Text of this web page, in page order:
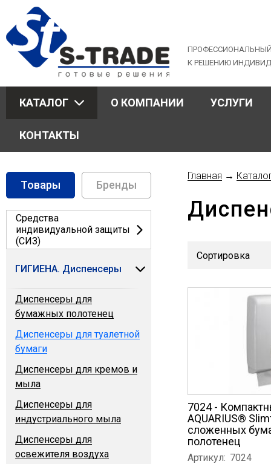
navigation
К РЕШЕНИЮ
КАТАЛОГ О КОМПАНИИ УСЛУГИ
КОНТАКТЫ
здесь
Главная →
7024 -
AQUARIUS®
сложенных
полотенец
Артикул: 7024
Товары Бренды
Средства
индивидуальной защиты
(СИЗ)
ГИГИЕНА. Диспенсеры
Диспенсеры для
бумажных полотенец
Диспенсеры для туалетной
бумаги
Диспенсеры для кремов и
мыла
Диспенсеры для
индустриального мыла
Диспенсеры для
освежителя воздуха